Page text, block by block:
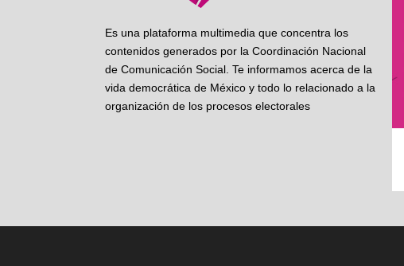
Es una plataforma multimedia que concentra los
contenidos generados por la Coordinación Nacional
de Comunicación Social. Te informamos acerca de la
vida democrática de México y todo lo relacionado a la
organización de los procesos electorales